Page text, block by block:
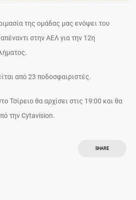
της ομάδας μας ενόψει του
στην ΑΕΛ για την 12η
από 23 ποδοσφαιριστές.
Τσίρειο θα αρχίσει στις 19:00 και θα
την Cytavision.
SHARE